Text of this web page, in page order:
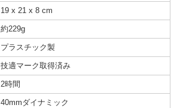
19 x 21 x 8 cm
約229g
プラスチック製
技適マーク取得済み
2時間
40mmダイナミック